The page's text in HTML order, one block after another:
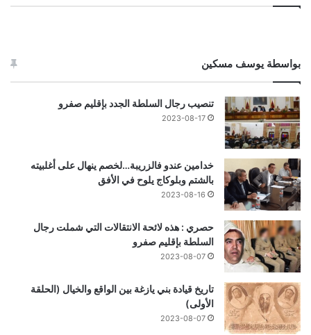
بواسطة يوسف مسكين
تنصيب رجال السلطة الجدد بإقليم صفرو
2023-08-17
خدامين عندو فالزريبة…لخصم ينهال على أغلبيته
بالشتم وبلوكاج يلوح في الأفق
2023-08-16
حصري : هذه لائحة الانتقالات التي شملت رجال
السلطة بإقليم صفرو
2023-08-07
تاريخ قيادة بني يازغة بين الواقع والخيال (الحلقة
الأولى)
2023-08-07